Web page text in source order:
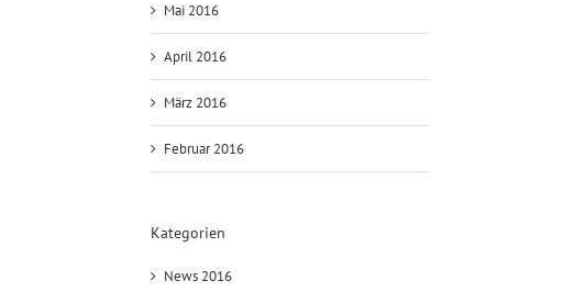
Mai 2016
April 2016
März 2016
Februar 2016
Kategorien
News 2016